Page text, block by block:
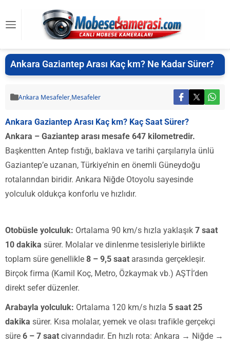
Ankara Gaziantep Arası Kaç km? Ne Kadar Sürer?
Ankara Mesafeler,Mesafeler
Ankara Gaziantep Arası Kaç km? Kaç Saat Sürer?
Ankara – Gaziantep arası mesafe 647 kilometredir.
Başkentten Antep fıstığı, baklava ve tarihi çarşılarıyla ünlü
Gaziantep’e uzanan, Türkiye’nin en önemli Güneydoğu
rotalarından biridir. Ankara Niğde Otoyolu sayesinde
yolculuk oldukça konforlu ve hızlıdır.
Otobüsle yolculuk: Ortalama 90 km/s hızla yaklaşık 7 saat
10 dakika sürer. Molalar ve dinlenme tesisleriyle birlikte
toplam süre genellikle 8 – 9,5 saat arasında gerçekleşir.
Birçok firma (Kamil Koç, Metro, Özkaymak vb.) AŞTİ’den
direkt sefer düzenler.
Arabayla yolculuk: Ortalama 120 km/s hızla 5 saat 25
dakika sürer. Kısa molalar, yemek ve olası trafikle gerçekçi
süre 6 – 7 saat civarındadır. En hızlı rota: Ankara → Niğde →